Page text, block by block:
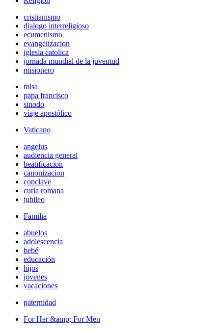
cristianismo
dialogo interreligioso
ecumenismo
evangelizacion
iglesia catolica
jornada mundial de la juventud
misionero
misa
papa francisco
sinodo
viaje apostólico
Vaticano
angelus
audiencia general
beatificacion
canonizacion
conclave
curia romana
jubileo
Familia
abuelos
adolescencia
bebé
educación
hijos
jovenes
vacaciones
paternidad
For Her &amp; For Men